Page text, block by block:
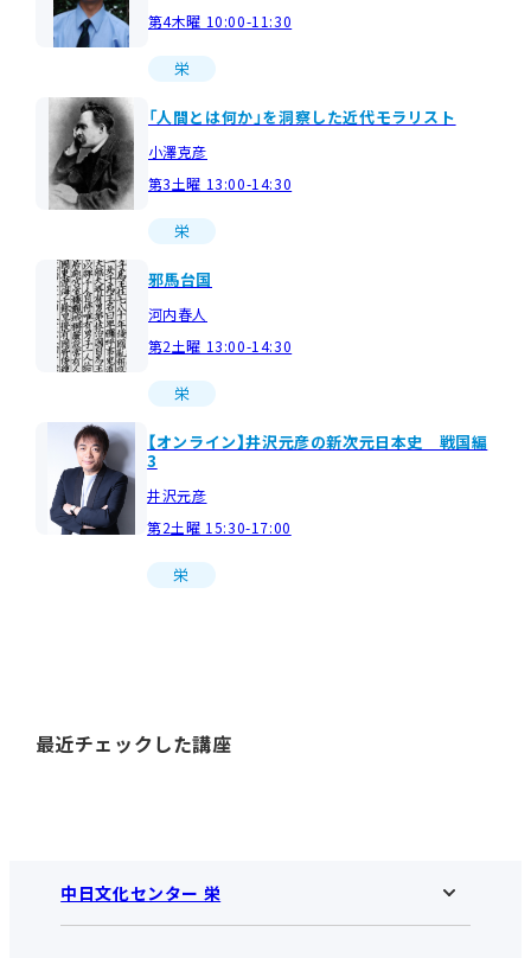
第4木曜 10:00-11:30
栄
「人間とは何か」を洞察した近代モラリスト
小澤克彦
第3土曜 13:00-14:30
栄
邪馬台国
河内春人
第2土曜 13:00-14:30
栄
【オンライン】井沢元彦の新次元日本史 戦国編
3
井沢元彦
第2土曜 15:30-17:00
栄
最近チェックした講座
中日文化センター 栄